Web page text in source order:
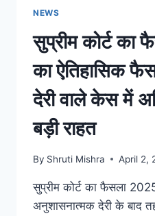
NEWS
सुप्रीम कोर्ट
का ऐतिहासिक
देरी वाले केस में
बड़ी राहत
By Shruti Mishra April 2,
सुप्रीम कोर्ट का फैसला
अनुशासनात्मक देरी के बाद